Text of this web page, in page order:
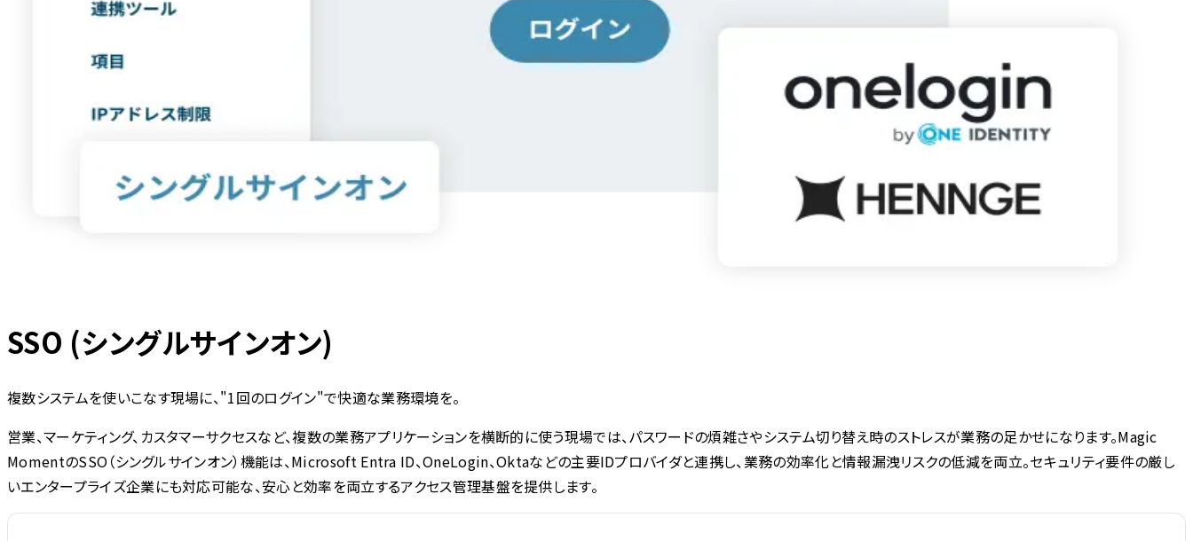
SSO (シングルサインオン)
複数システムを使いこなす現場に、"1回のログイン"で快適な業務環境を。
営業、マーケティング、カスタマーサクセスなど、複数の業務アプリケーションを横断的に使う現場では、パスワードの煩雑さやシステム切り替え時のストレスが業務の足かせになります。Magic
MomentのSSO（シングルサインオン）機能は、Microsoft Entra ID、OneLogin、Oktaなどの主要IDプロバイダと連携し、業務の効率化と情報漏洩リスクの低減を両立。セキュリティ要件の厳し
いエンタープライズ企業にも対応可能な、安心と効率を両立するアクセス管理基盤を提供します。